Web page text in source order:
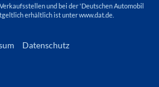
und bei der 'Deutschen Automobil
erhältlich ist unter www.dat.de.
Datenschutz